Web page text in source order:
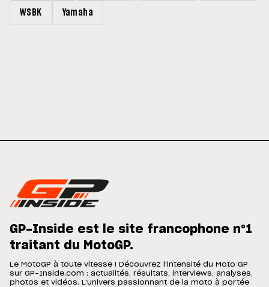
WSBK Yamaha
GP-Inside est le site francophone n°1
traitant du MotoGP.
Le MotoGP à toute vitesse ! Découvrez l'intensité du Moto GP
sur GP-Inside.com : actualités, résultats, interviews, analyses,
photos et vidéos. L'univers passionnant de la moto à portée